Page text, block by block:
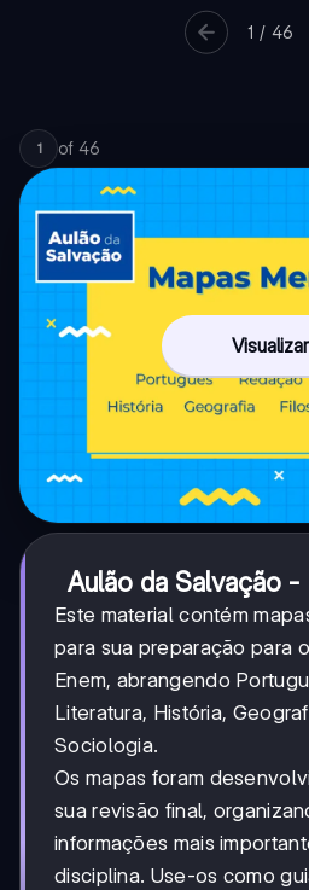
1 / 46
1 of 46
Visualizar
Aulão da Salvação
Este material contém
para sua preparação para
Enem, abrangendo
Literatura, História,
Sociologia.
Os mapas foram
sua revisão final,
informações mais
disciplina. Use-os como